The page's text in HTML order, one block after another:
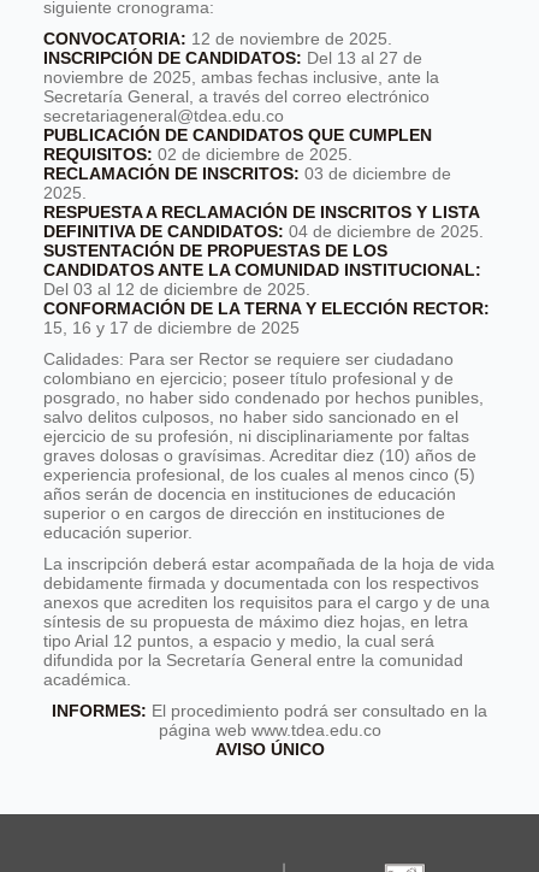
siguiente cronograma:
CONVOCATORIA: 12 de noviembre de 2025.
INSCRIPCIÓN DE CANDIDATOS: Del 13 al 27 de
noviembre de 2025, ambas fechas inclusive, ante la
Secretaría General, a través del correo electrónico
secretariageneral@tdea.edu.co
PUBLICACIÓN DE CANDIDATOS QUE CUMPLEN
REQUISITOS: 02 de diciembre de 2025.
RECLAMACIÓN DE INSCRITOS: 03 de diciembre de
2025.
RESPUESTA A RECLAMACIÓN DE INSCRITOS Y LISTA
DEFINITIVA DE CANDIDATOS: 04 de diciembre de 2025.
SUSTENTACIÓN DE PROPUESTAS DE LOS
CANDIDATOS ANTE LA COMUNIDAD INSTITUCIONAL:
Del 03 al 12 de diciembre de 2025.
CONFORMACIÓN DE LA TERNA Y ELECCIÓN RECTOR:
15, 16 y 17 de diciembre de 2025
Calidades: Para ser Rector se requiere ser ciudadano
colombiano en ejercicio; poseer título profesional y de
posgrado, no haber sido condenado por hechos punibles,
salvo delitos culposos, no haber sido sancionado en el
ejercicio de su profesión, ni disciplinariamente por faltas
graves dolosas o gravísimas. Acreditar diez (10) años de
experiencia profesional, de los cuales al menos cinco (5)
años serán de docencia en instituciones de educación
superior o en cargos de dirección en instituciones de
educación superior.
La inscripción deberá estar acompañada de la hoja de vida
debidamente firmada y documentada con los respectivos
anexos que acrediten los requisitos para el cargo y de una
síntesis de su propuesta de máximo diez hojas, en letra
tipo Arial 12 puntos, a espacio y medio, la cual será
difundida por la Secretaría General entre la comunidad
académica.
INFORMES: El procedimiento podrá ser consultado en la
página web www.tdea.edu.co
AVISO ÚNICO